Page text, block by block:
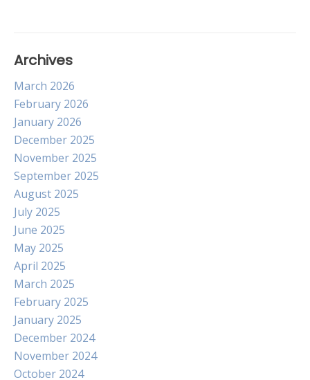
Archives
March 2026
February 2026
January 2026
December 2025
November 2025
September 2025
August 2025
July 2025
June 2025
May 2025
April 2025
March 2025
February 2025
January 2025
December 2024
November 2024
October 2024